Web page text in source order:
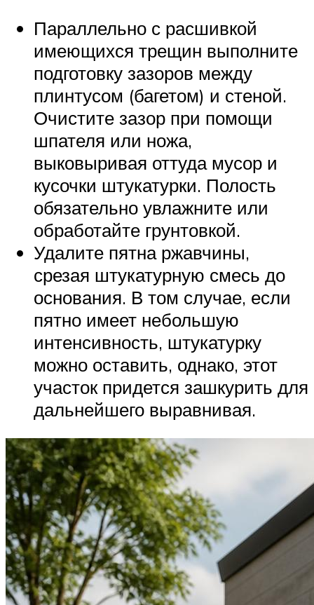
Параллельно с расшивкой
имеющихся трещин выполните
подготовку зазоров между
плинтусом (багетом) и стеной.
Очистите зазор при помощи
шпателя или ножа,
выковыривая оттуда мусор и
кусочки штукатурки. Полость
обязательно увлажните или
обработайте грунтовкой.
Удалите пятна ржавчины,
срезая штукатурную смесь до
основания. В том случае, если
пятно имеет небольшую
интенсивность, штукатурку
можно оставить, однако, этот
участок придется зашкурить для
дальнейшего выравнивая.